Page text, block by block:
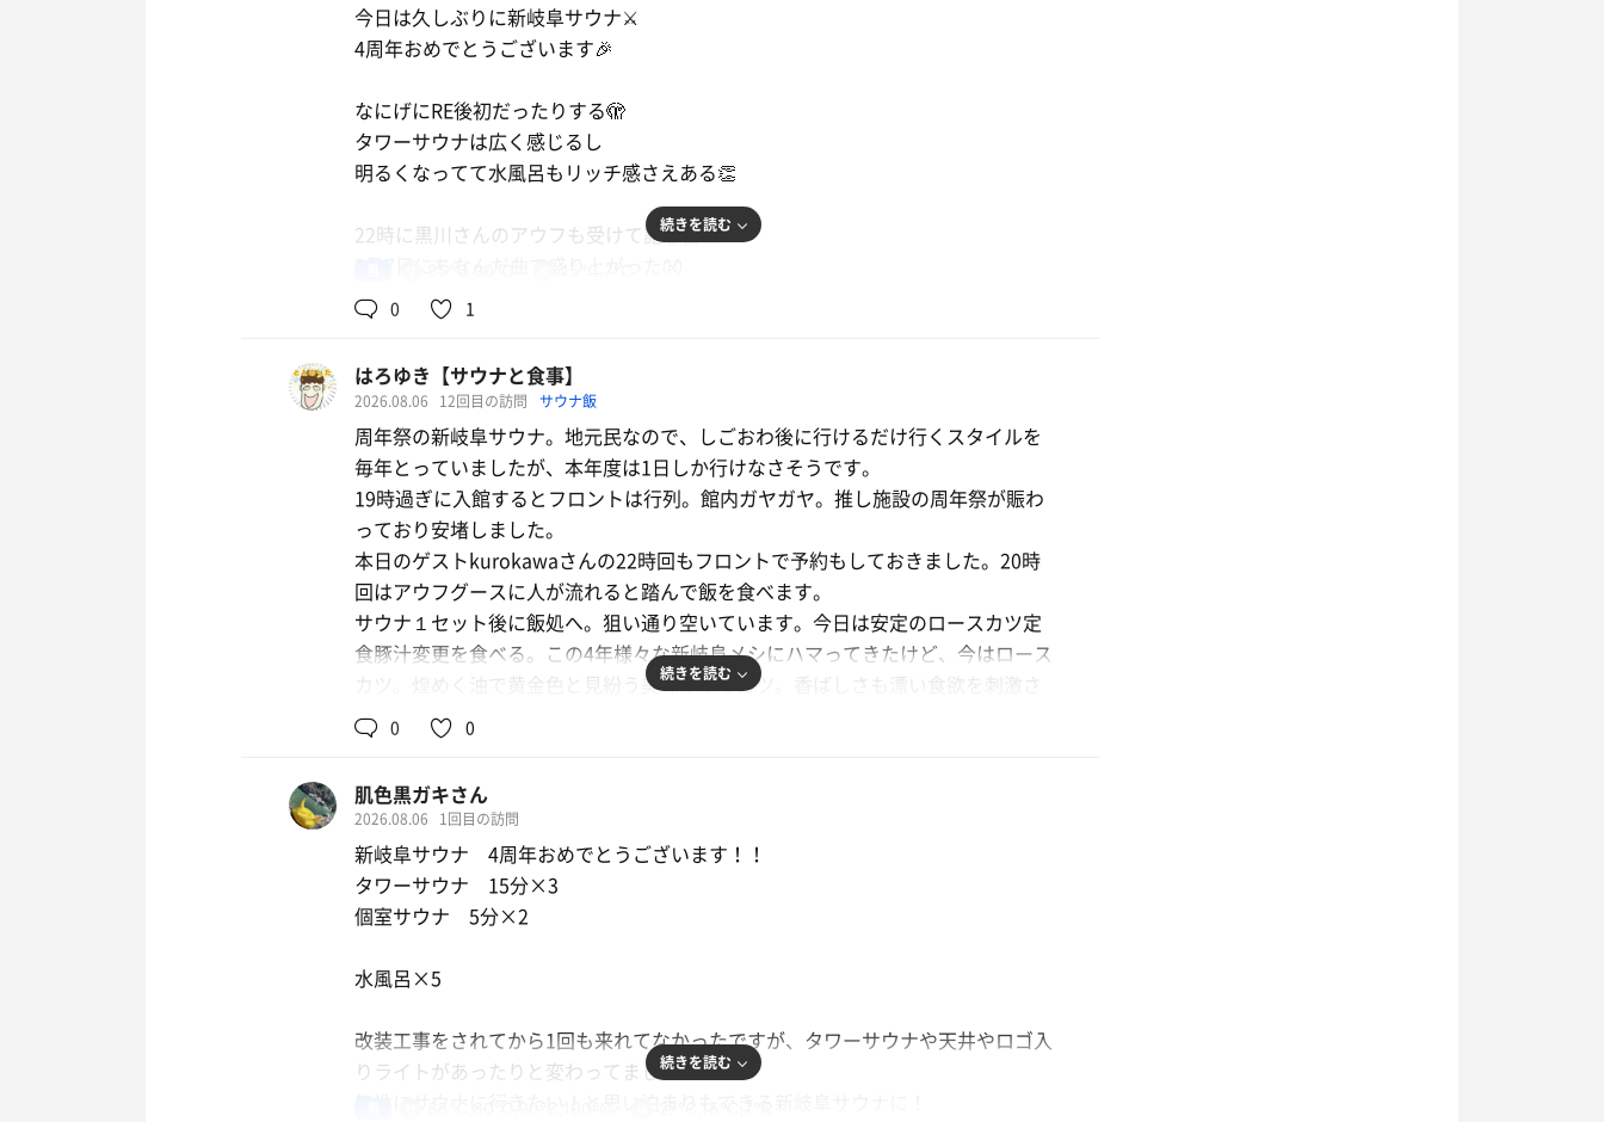
す。プリプリとか懐かし。いや小学生だったけど覚えてますよ。
トは初めてでした。カッコよかった。とにかくめちゃカッコよかったです。タオ
ルもご自身も回る回る!最後はダブルでタオル回ってました。ダブルは初めてみた
かも。時間があるなら22時も参加したかったです。
晩御飯は鶏ちゃん唐揚げ。嫁の母さんが作る鶏ちゃんが一番好きだけど鶏ちゃん
れからも利用させていただきます。そろそろしもさんのイベントにも参加してみ
たいな。
今日は久しぶりに新岐阜サウナ⚔️
4周年おめでとうございます🎉
なにげにRE後初だったりする🫣
タワーサウナは広く感じるし
明るくなってて水風呂もリッチ感さえある👏
22時に黒川さんのアウフも受けて記念日の
そして🈂️飯もどれも美味し😚
続きを読む
0 1
はろゆき【サウナと食事】
2026.08.06 12回目の訪問 サウナ飯
周年祭の新岐阜サウナ。地元民なので、しごおわ後に行けるだけ行くスタイルを
毎年とっていましたが、本年度は1日しか行けなさそうです。
19時過ぎに入館するとフロントは行列。館内ガヤガヤ。推し施設の周年祭が賑わ
っており安堵しました。
本日のゲストkurokawaさんの22時回もフロントで予約もしておきました。20時
回はアウフグースに人が流れると踏んで飯を食べます。
サウナ１セット後に飯処へ。狙い通り空いています。今日は安定のロースカツ定
食豚汁変更を食べる。この4年様々な新岐阜メシにハマってきたけど、今はロース
カツ。煌めく油で黄金色と見紛う美味そうなカツ。香ばしさも漂い食欲を刺激さ
れる。ソースにドプッ…と一切れ浸し口へ運ぶ。肉厚ジューシー、衣は薄めなの
にサクッと感がある。味の詰まった上モノのカツ。満足感で身が震えます。今後
そして、22時のkurokawaさん。栄の某ビー所属の有名アウフギーサー。ゼラニ
ウム、マンダリン、ミントなどをフロアに漂わせ気持ちいい風を送ってください
ました。タオルさばきもすごい！存在感が印象的でした。
周年祭恒例のくじ引きは5等！
数量が少ないやつが当たったので、引きは良かったとしましょう。
5000円分の商品券。本日のお会計で無事消えました。
続きを読む
0 0
肌色黒ガキさん
2026.08.06 1回目の訪問
新岐阜サウナ 4周年おめでとうございます！！
タワーサウナ 15分×3
個室サウナ 5分×2
水風呂×5
改装工事をされてから1回も来れてなかったですが、タワーサウナや天井やロゴ入
りライトがあったりと変わってました！ー
続きを読む